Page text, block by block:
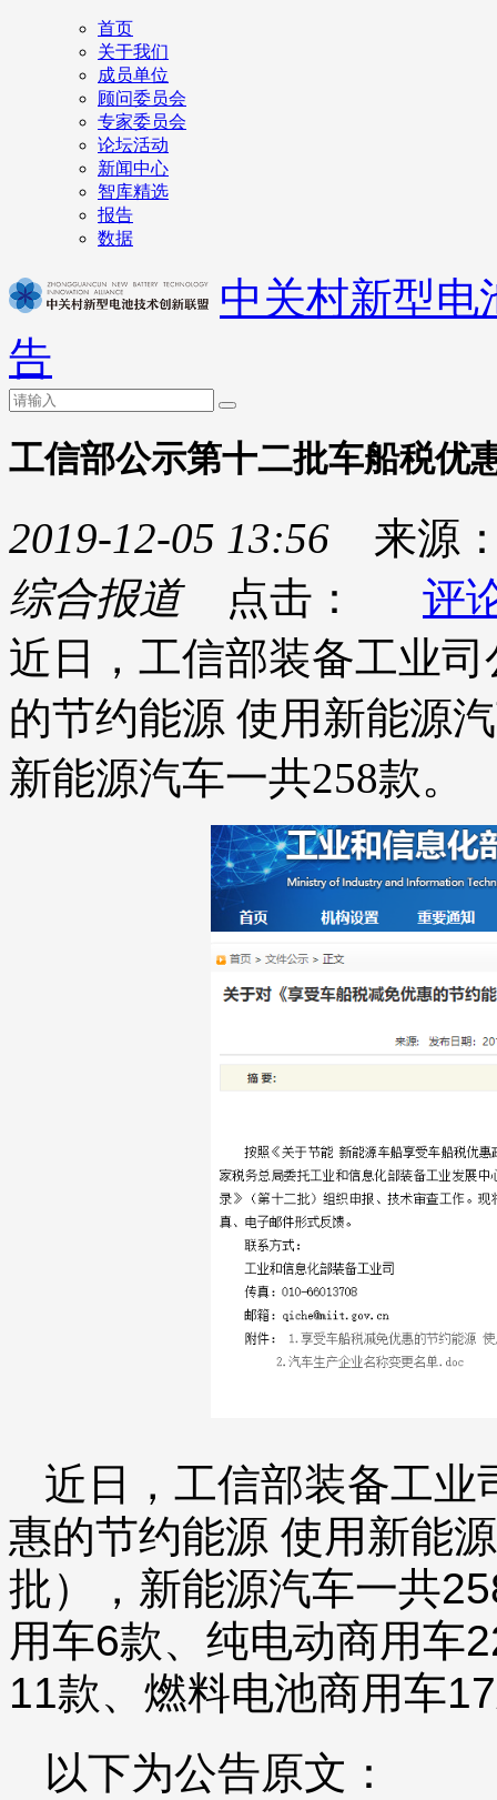
首页
关于我们
成员单位
顾问委员会
专家委员会
论坛活动
新闻中心
智库精选
报告
数据
中关村新型电
告
工信部公示第十二批车船税优
2019-12-05 13:56 来源
综合报道点击：
评
近日，工信部装备工业
的节约能源 使用新能源
新能源汽车一共258款。
近日，工信部装备工业
惠的节约能源 使用新能
批），新能源汽车一共
用车6款、纯电动商用车
11款、燃料电池商用车
以下为公告原文：